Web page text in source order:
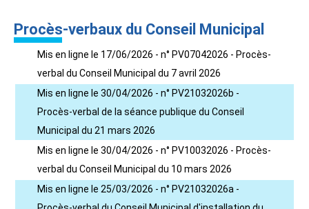
Procès-verbaux du Conseil Municipal
Mis en ligne le 17/06/2026 - n° PV07042026 - Procès-
verbal du Conseil Municipal du 7 avril 2026
Mis en ligne le 30/04/2026 - n° PV21032026b -
Procès-verbal de la séance publique du Conseil
Municipal du 21 mars 2026
Mis en ligne le 30/04/2026 - n° PV10032026 - Procès-
verbal du Conseil Municipal du 10 mars 2026
Mis en ligne le 25/03/2026 - n° PV21032026a -